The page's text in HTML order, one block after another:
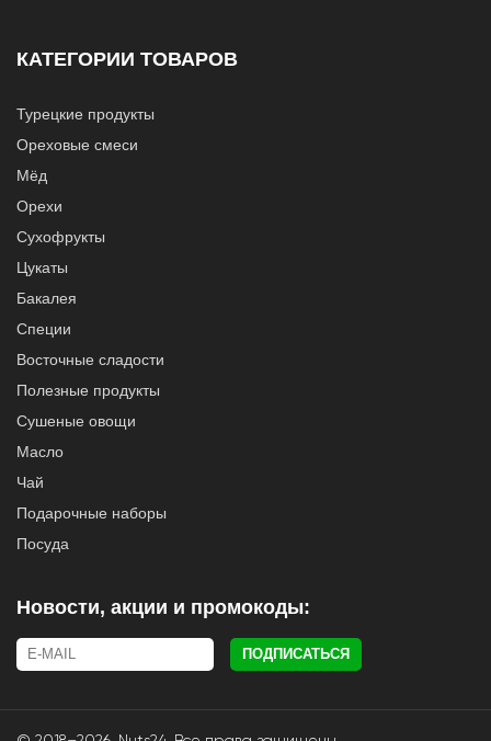
КАТЕГОРИИ ТОВАРОВ
Турецкие продукты
Ореховые смеси
Мёд
Орехи
Сухофрукты
Цукаты
Бакалея
Специи
Восточные сладости
Полезные продукты
Сушеные овощи
Масло
Чай
Подарочные наборы
Посуда
Новости, акции и промокоды:
ПОДПИСАТЬСЯ